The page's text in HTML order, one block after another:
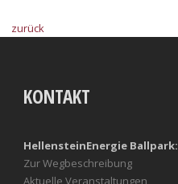
zurück
KONTAKT
HellensteinEnergie Ballpark:
Zur Wegbeschreibung
Aktuelle Veranstaltungen